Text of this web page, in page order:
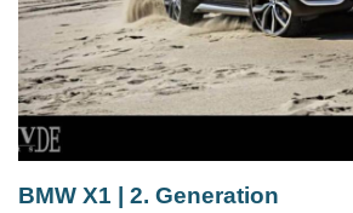
BMW X1 | 2. Generation